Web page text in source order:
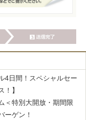
4日間！スペシャルセー
！】
＜特別大開放・期間限
ーゲン！